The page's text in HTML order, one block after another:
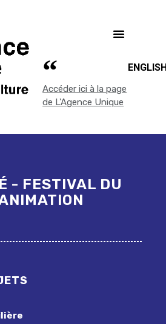
Accéder ici à la page
de L'Agence Unique
- FESTIVAL DU